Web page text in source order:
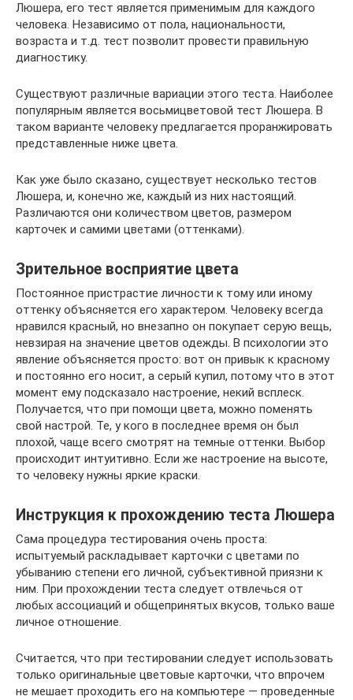
Люшера, его тест является применимым для каждого
человека. Независимо от пола, национальности,
возраста и т.д. тест позволит провести правильную
диагностику.
Существуют различные вариации этого теста. Наиболее
популярным является восьмицветовой тест Люшера. В
таком варианте человеку предлагается проранжировать
представленные ниже цвета.
Как уже было сказано, существует несколько тестов
Люшера, и, конечно же, каждый из них настоящий.
Различаются они количеством цветов, размером
карточек и самими цветами (оттенками).
Зрительное восприятие цвета
Постоянное пристрастие личности к тому или иному
оттенку объясняется его характером. Человеку всегда
нравился красный, но внезапно он покупает серую вещь,
невзирая на значение цветов одежды. В психологии это
явление объясняется просто: вот он привык к красному
и постоянно его носит, а серый купил, потому что в этот
момент ему подсказало настроение, некий всплеск.
Получается, что при помощи цвета, можно поменять
свой настрой. Те, у кого в последнее время он был
плохой, чаще всего смотрят на темные оттенки. Выбор
происходит интуитивно. Если же настроение на высоте,
то человеку нужны яркие краски.
Инструкция к прохождению теста Люшера
Сама процедура тестирования очень проста:
испытуемый раскладывает карточки с цветами по
убыванию степени его личной, субъективной приязни к
ним. При прохождении теста следует отвлечься от
любых ассоциаций и общепринятых вкусов, только ваше
личное отношение.
Считается, что при тестировании следует использовать
только оригинальные цветовые карточки, что впрочем
не мешает проходить его на компьютере — проведенные